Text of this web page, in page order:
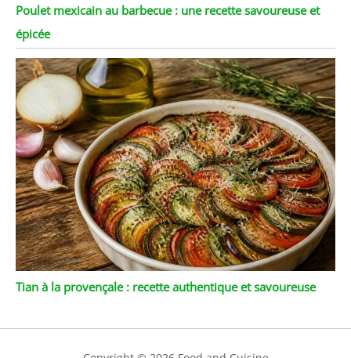
Poulet mexicain au barbecue : une recette savoureuse et
épicée
Tian à la provençale : recette authentique et savoureuse